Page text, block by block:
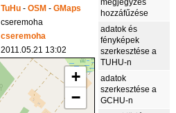
TuHu -OSM -GMaps
cseremoha
cseremoha
2011.05.21 13:02
+
−
hozzáfűzése
adatok és
fényképek
szerkesztése a
TUHU-n
adatok
szerkesztése a
GCHU-n